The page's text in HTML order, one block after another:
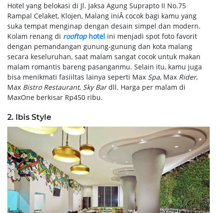
Hotel yang belokasi di Jl. Jaksa Agung Suprapto II No.75
Rampal Celaket, Klojen, Malang iniÂ cocok bagi kamu yang
suka tempat menginap dengan desain simpel dan modern.
Kolam renang di rooftophotel ini menjadi spot foto favorit
dengan pemandangan gunung-gunung dan kota malang
secara keseluruhan, saat malam sangat cocok untuk makan
malam romantis bareng pasanganmu. Selain itu, kamu juga
bisa menikmati fasiiltas lainya seperti Max Spa, Max Rider,
Max Bistro Restaurant, Sky Bardll. Harga per malam di
MaxOne berkisar Rp450 ribu.
2. Ibis Style